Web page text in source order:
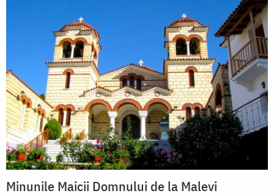
Minunile Maicii Domnului de la Malevi